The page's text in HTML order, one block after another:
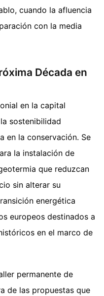
cuando la afluencia
con la media
Década en
en la capital
sostenibilidad
en la conservación. Se
la instalación de
que reduzcan
sin alterar su
energética
europeos destinados a
en el marco de
permanente de
de las propuestas que